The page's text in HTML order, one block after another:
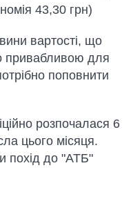
43,30 грн)
вартості, що
привабливою для
поповнити
розпочалася 6
цього місяця.
похід до "АТБ"